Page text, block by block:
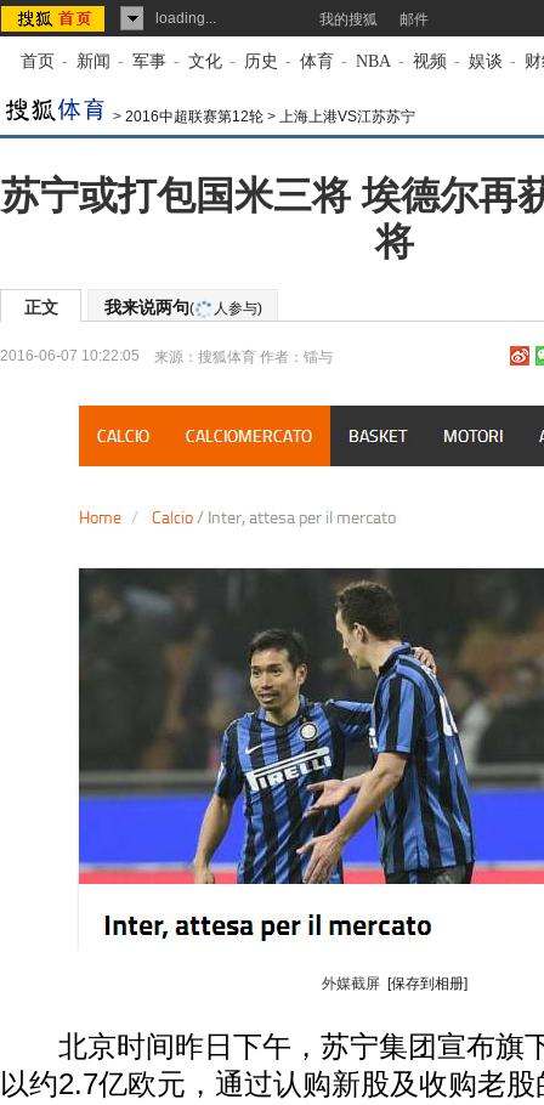
loading... 我的搜狐 邮件
首页 - 新闻 - 军事 - 文化 - 历史 - 体育 - NBA - 视频 - 娱谈 -
> 2016中超联赛第12轮 > 上海上港VS江苏苏宁
苏宁或打包国米三将 埃德尔再
将
正文 我来说两句( 人参与)
2016-06-07 10:22:05 来源： 搜狐体育 作者：镭与
外媒截屏 [保存到相册]
北京时间昨日下午，苏宁集团宣布旗
以约2.7亿欧元，通过认购新股及收购老